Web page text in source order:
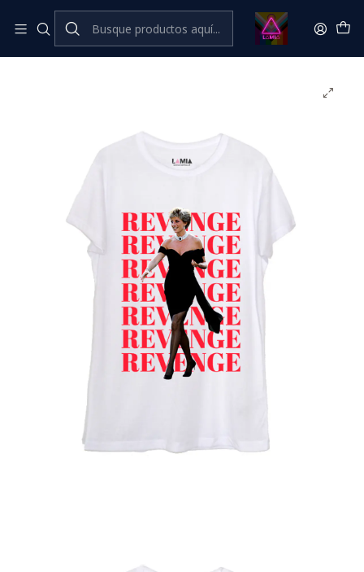
Inicio Catálogo Classic ⭐ CLÁSICOS LÂMIA⭐ Classic
Princesa Diana Lady Di #6